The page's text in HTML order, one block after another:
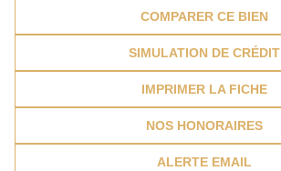
COMPARER CE BIEN
SIMULATION DE CRÉDIT
IMPRIMER LA FICHE
NOS HONORAIRES
ALERTE EMAIL